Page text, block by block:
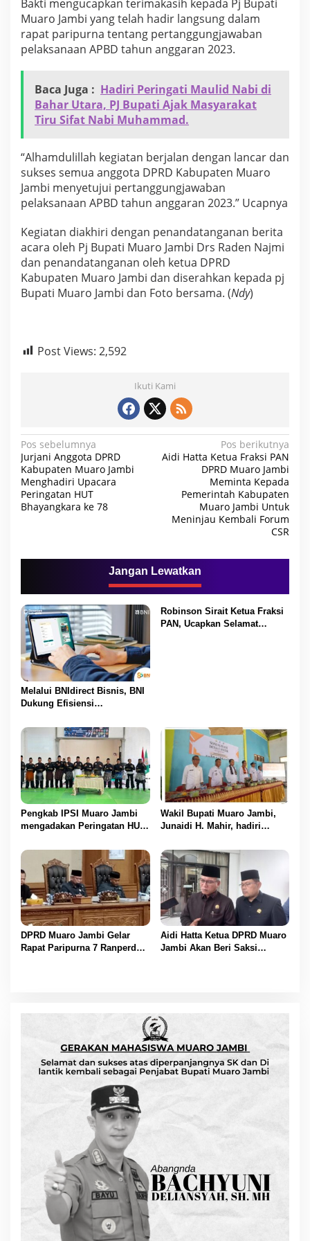
p
a
k
a
n
S
e
r
P
e
n
d
a
a
t
A
k
h
i
a
k
a
s
i
D
w
e
h
a
d
a
p
R
a
n
c
a
a
P
e
r
a
t
u
r
n
D
a
e
r
a
h
T
e
r
t
n
g
g
u
n
g
j
a
w
b
a
Bakti mengucapkan terimakasih kepada Pj Bupati
Muaro Jambi yang telah hadir langsung dalam
rapat paripurna tentang pertanggungjawaban
pelaksanaan APBD tahun anggaran 2023.
Baca Juga : Hadiri Peringati Maulid Nabi di
Bahar Utara, PJ Bupati Ajak Masyarakat
Tiru Sifat Nabi Muhammad.
“Alhamdulillah kegiatan berjalan dengan lancar dan
sukses semua anggota DPRD Kabupaten Muaro
Jambi menyetujui pertanggungjawaban
pelaksanaan APBD tahun anggaran 2023.” Ucapnya
Kegiatan diakhiri dengan penandatanganan berita
acara oleh Pj Bupati Muaro Jambi Drs Raden Najmi
dan penandatanganan oleh ketua DPRD
Kabupaten Muaro Jambi dan diserahkan kepada pj
Bupati Muaro Jambi dan Foto bersama. (Ndy)
Post Views: 2,592
Ikuti Kami
N
a
v
i
s
p
o
s
Pos sebelumnya
Jurjani Anggota DPRD
Kabupaten Muaro Jambi
Menghadiri Upacara
Peringatan HUT
Bhayangkara ke 78
Pos berikutnya
Aidi Hatta Ketua Fraksi PAN
DPRD Muaro Jambi
Meminta Kepada
Pemerintah Kabupaten
Muaro Jambi Untuk
Meninjau Kembali Forum
CSR
Jangan Lewatkan
Melalui BNIdirect Bisnis, BNI
Dukung Efisiensi
UMKM
Robinson Sirait Ketua Fraksi
PAN, Ucapkan Selamat
Pengkab IPSI Muaro Jambi
mengadakan Peringatan HUT
Wakil Bupati Muaro Jambi,
Junaidi H. Mahir, hadiri
Statistik (Desa Cantik) Tahun
2025
DPRD Muaro Jambi Gelar
Rapat Paripurna 7 Ranperda
Aidi Hatta Ketua DPRD Muaro
Jambi Akan Beri Saksi